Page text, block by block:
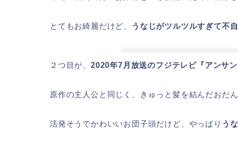
とてもお綺麗だけど、 うなじがツルツルすぎて不
２つ目が、 2020年7月放送のフジテレビ『アンサ
原作の主人公と同じく、きゅっと髪を結んだおだ
活発そうでかわいいお団子頭だけど、やっぱり う